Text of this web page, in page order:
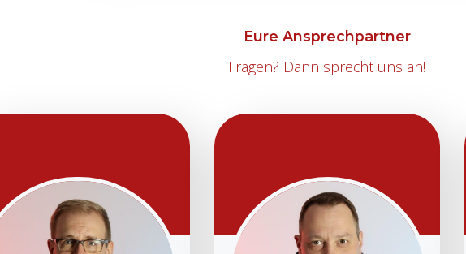
Eure Ansprechpartner
Fragen? Dann sprecht uns an!